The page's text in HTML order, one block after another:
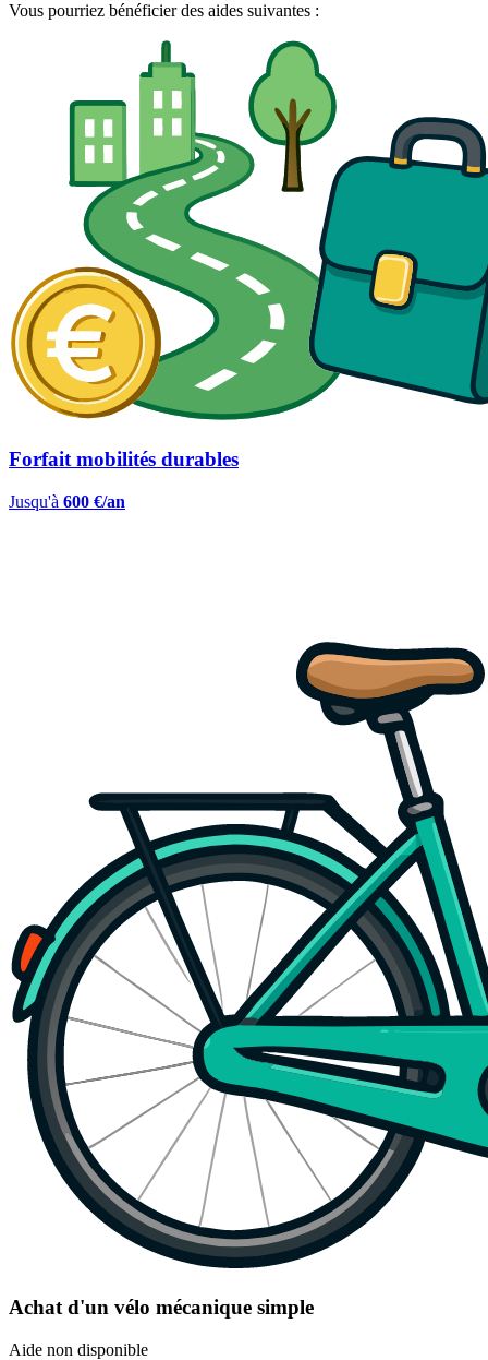
Vous pourriez bénéficier des aides suivantes :
Forfait mobilités durables
Jusqu'à 600 €/an
Achat d'un vélo mécanique simple
Aide non disponible